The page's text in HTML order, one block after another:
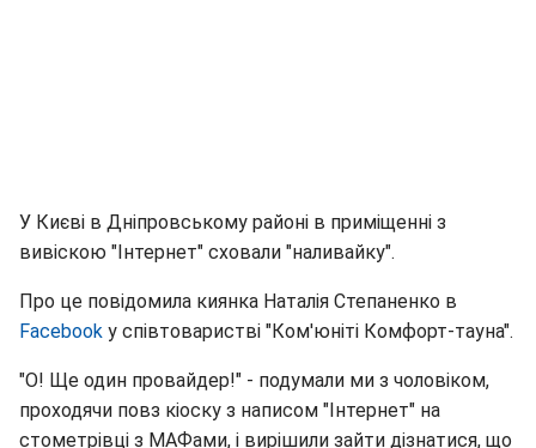
У Києві в Дніпровському районі в приміщенні з
вивіскою "Інтернет" сховали "наливайку".
Про це повідомила киянка Наталія Степаненко в
Facebook у співтоваристві "Ком'юніті Комфорт-тауна".
"О! Ще один провайдер!" - подумали ми з чоловіком,
проходячи повз кіоску з написом "Інтернет" на
стометрівці з МАФами, і вирішили зайти дізнатися, що